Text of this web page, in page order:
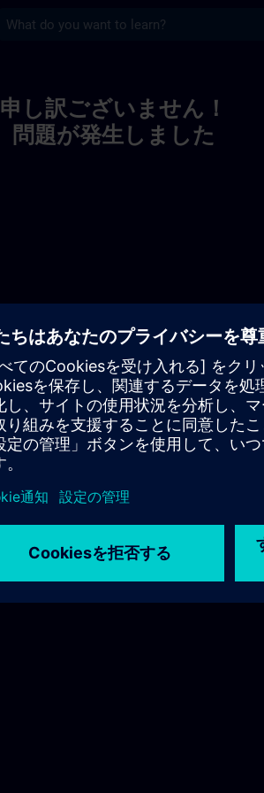
申し訳ございません！
問題が発生しました